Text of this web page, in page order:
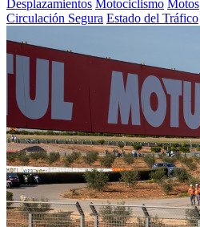
Desplazamientos Motociclismo Motos
Circulación Segura Estado del Tráfico